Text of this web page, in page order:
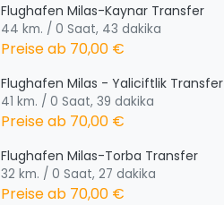
Flughafen Milas-Kaynar Transfer
44 km. / 0 Saat, 43 dakika
Preise ab 70,00 €
Flughafen Milas - Yaliciftlik Transfer
41 km. / 0 Saat, 39 dakika
Preise ab 70,00 €
Flughafen Milas-Torba Transfer
32 km. / 0 Saat, 27 dakika
Preise ab 70,00 €